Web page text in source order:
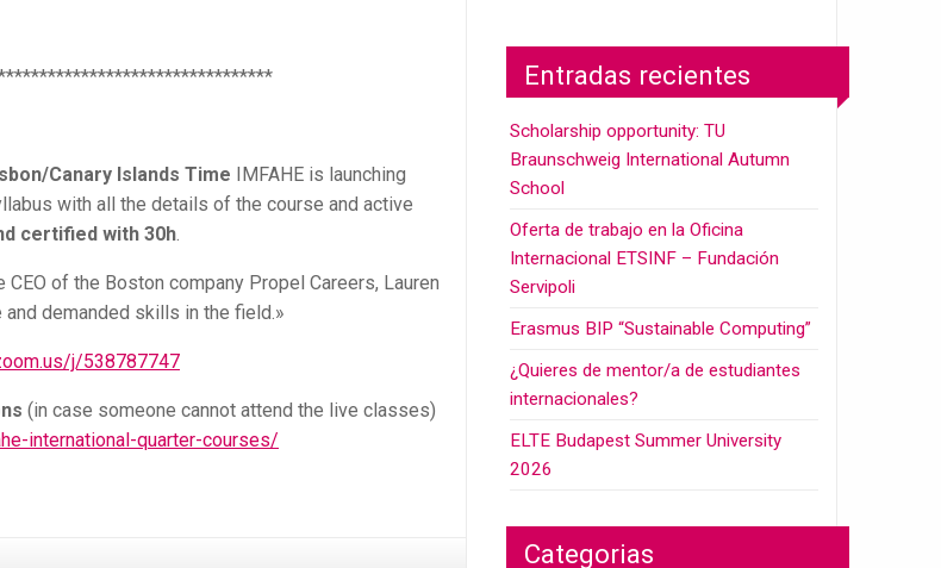
Canary Islands Time IMFAHE is launching
with all the details of the course and active
certified with 30h
of the Boston company Propel Careers, Lauren
demanded skills in the field.»
j/538787747
(in case someone cannot attend the live classes)
international-quarter-courses/
Entradas recientes
Scholarship opportunity: TU
Braunschweig International Autumn
School
Oferta de trabajo en la Oficina
Internacional ETSINF – Fundación
Servipoli
Erasmus BIP “Sustainable Computing”
¿Quieres de mentor/a de estudiantes
internacionales?
ELTE Budapest Summer University
2026
Categorias